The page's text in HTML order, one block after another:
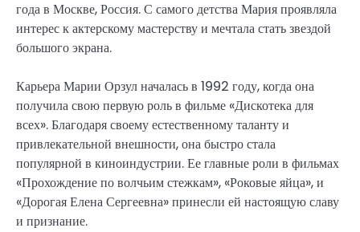
года в Москве, Россия. С самого детства Мария проявляла
интерес к актерскому мастерству и мечтала стать звездой
большого экрана.
Карьера Марии Орзул началась в 1992 году, когда она
получила свою первую роль в фильме «Дискотека для
всех». Благодаря своему естественному таланту и
привлекательной внешности, она быстро стала
популярной в киноиндустрии. Ее главные роли в фильмах
«Прохождение по волчьим стежкам», «Роковые яйца», и
«Дорогая Елена Сергеевна» принесли ей настоящую славу
и признание.